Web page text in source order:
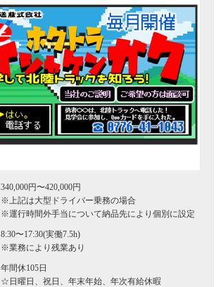
340,000円〜420,000円
※上記は大型ドライバー乗務の場合
※運行時間外手当について納品先により個別に設定
8:30〜17:30(実働7.5h)
※業務により残業あり
年間休105日
☆日曜日、祝日、年末年始、年次有給休暇